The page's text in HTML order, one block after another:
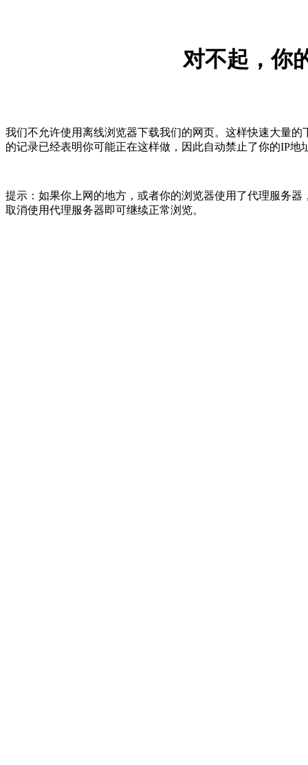
对不起，你
我们不允许使用离线浏览器下载我们的网页。这样快速大量
的记录已经表明你可能正在这样做，因此自动禁止了你的IP
提示：如果你上网的地方，或者你的浏览器使用了代理服务
取消使用代理服务器即可继续正常浏览。